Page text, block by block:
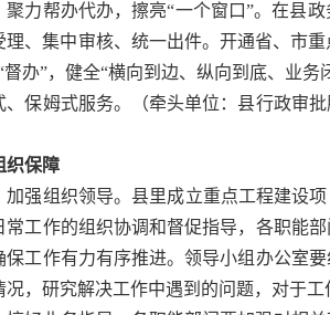
聚力帮办代办，擦亮“一个窗口”。在县
理、集中审核、统一出件。开通省、市
督办”，健全“横向到边、纵向到底、业
、保姆式服务。（牵头单位：县行政审
织保障
加强组织领导。县里成立重点工程建设
常工作的组织协调和督促指导，各职能
保工作有力有序推进。领导小组办公室
况，研究解决工作中遇到的问题，对于